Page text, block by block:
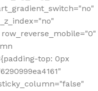
top: 0px